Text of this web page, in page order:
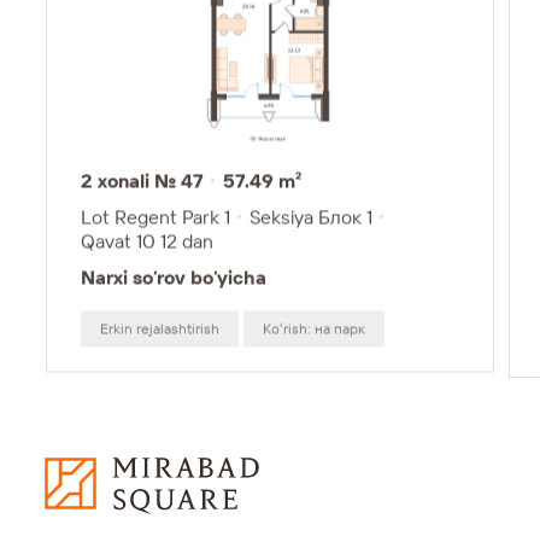
2 xonali № 47
57.49 m²
Lot Regent Park 1
Seksiya Блок 1
Qavat 10 12 dan
Narxi so‘rov bo‘yicha
Erkin rejalashtirish Koʻrish: на парк